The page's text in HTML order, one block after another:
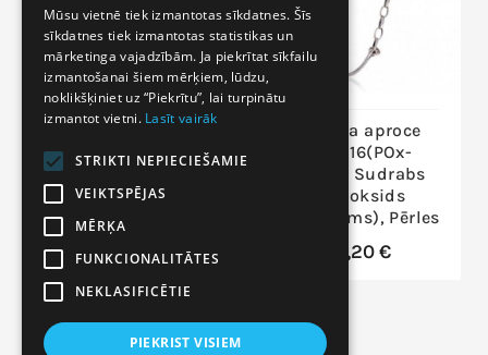
Sudraba aproce
63,43 €
Sudraba aproce
2600316(POx-
Bk)_PE, Sudrabs
925°, oksids
(pārklājums), Pērles
105,20 €
RUSSIAN
ENGLISH
Mūsu vietnē tiek izmantotas sīkdatnes. Šīs
sīkdatnes tiek izmantotas statistikas un
mārketinga vajadzībām. Ja piekrītat sīkfailu
izmantošanai šiem mērķiem, lūdzu,
noklikšķiniet uz “Piekrītu”, lai turpinātu
izmantot vietni. Lasīt vairāk
STRIKTI NEPIECIEŠAMIE
VEIKTSPĒJAS
MĒRĶA
FUNKCIONALITĀTES
NEKLASIFICĒTIE
PIEKRIST VISIEM